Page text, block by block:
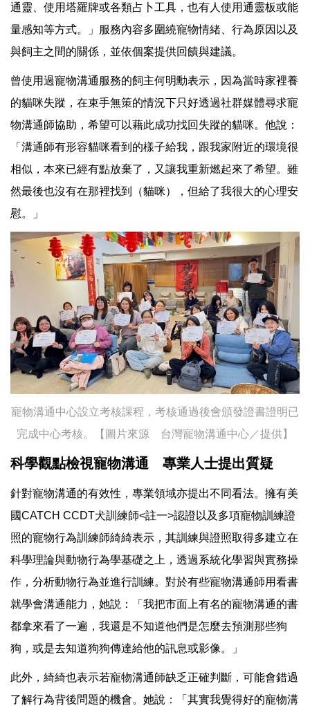
通靈、使用塔羅牌或各類占卜工具，也有人使用通靈板或能
量感知等方式。」服務內容多圍繞寵物情緒、行為原因以及
與飼主之間的關係，並依個案提供回饋與建議。
曾使用過寵物溝通服務的飼主何明勳表示，因為當時家裡養
的貓咪失蹤，在束手無策的情況下只好透過社群媒體尋求寵
物溝通師協助，希望可以藉此成功找回失蹤的貓咪。他說：
「溝通師有形容貓咪看到的樣子給我，跟我家附近的環境很
相似，本來已經有點放棄了，又讓我重新燃起來了希望。雖
然最後也沒有在那裡找到（貓咪），但給了我很大的心理安
慰。」
寵物溝通中心設立考核課程，考核通過後會頒發證書證明已
完成中心考核。【圖片來源 台灣寵物溝通中心／提供】
科學觀點檢視寵物溝通 專業人士提出質疑
針對寵物溝通的有效性，專業領域亦提出不同看法。擁有美
國CATCH CCDT犬訓練師<註一>認證以及多項寵物訓練證
照的寵物行為訓練師綺綺表示，其訓練與證照取得多建立在
科學理論與動物行為學基礎之上，透過系統化學習與實務操
作，分析動物行為並進行訓練。對於有些寵物溝通師用看書
就學會溝通能力，她説：「我把市面上有名的寵物溝通的書
都拿來看了一遍，我還是不知道他們是怎麼去預測那些狗
狗，或是去知道狗狗傳達給他的訊息或影像。」
此外，綺綺也表示若寵物溝通師缺乏正確判斷，可能會錯過
了解行為背後問題的機會。她說：「其實我覺得好的寵物溝